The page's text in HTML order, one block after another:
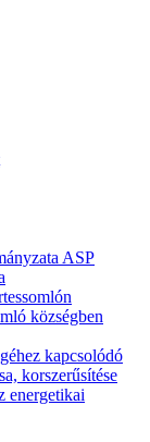
ASP
községben
kapcsolódó
korszerűsítése
energetikai